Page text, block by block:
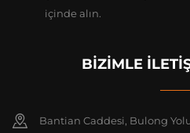
içinde alın.
BİZİMLE
Bantian Caddesi, Bulong